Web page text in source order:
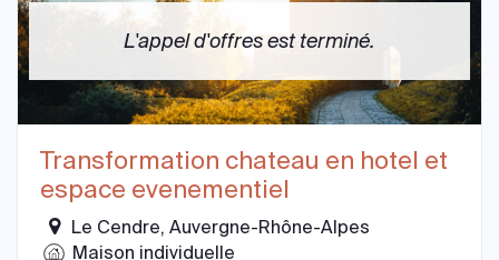
L'appel d'offres est terminé.
Transformation chateau en hotel et
espace evenementiel
Le Cendre, Auvergne-Rhône-Alpes
Maison individuelle